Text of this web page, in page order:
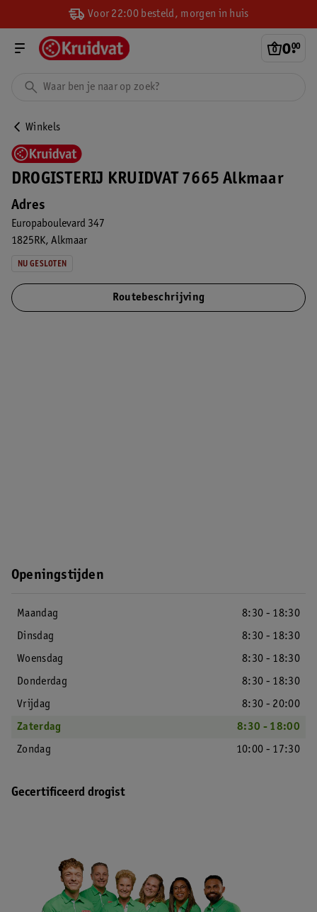
Voor 22:00 besteld, morgen in huis
0.
00
Winkels
DROGISTERIJ KRUIDVAT 7665 Alkmaar
Adres
Europaboulevard 347
1825RK Alkmaar
NU GESLOTEN
Routebeschrijving
Openingstijden
Maandag
8:30 - 18:30
Dinsdag
8:30 - 18:30
Woensdag
8:30 - 18:30
Donderdag
8:30 - 18:30
Vrijdag
8:30 - 20:00
Zaterdag
8:30 - 18:00
Zondag
10:00 - 17:30
Gecertificeerd drogist